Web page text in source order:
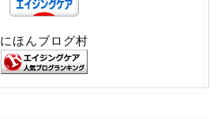
にほんブログ村